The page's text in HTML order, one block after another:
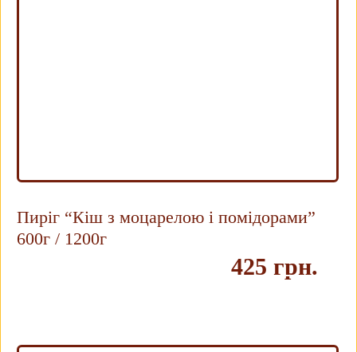
Пиріг “Кіш з моцарелою і помідорами”
600г / 1200г
425 грн.